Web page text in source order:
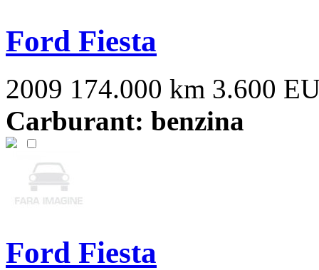
Ford Fiesta
2009 174.000 km 3.600
Carburant: benzina
Ford Fiesta